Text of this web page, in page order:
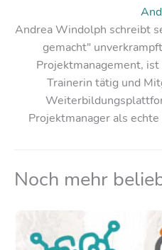
Andrea Windolph schreibt
gemacht"
Projektmanagement,
Trainerin tätig und
Projektmanager als
Noch mehr